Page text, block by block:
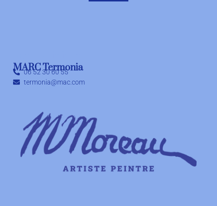
MARC Termonia
06 52 30 60 55
termonia@mac.com